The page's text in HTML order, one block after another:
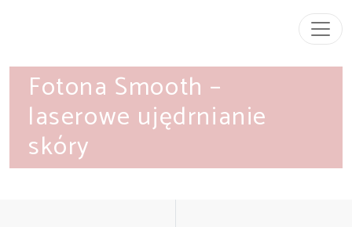
Fotona Smooth –
laserowe ujędrnianie
skóry